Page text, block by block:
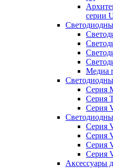
серии
Медиа
Серия
Серия
Серия
Серия
Серия
Серия
Серия
Аксессуары